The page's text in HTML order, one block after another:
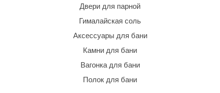
Двери для парной
Гималайская соль
Аксессуары для бани
Камни для бани
Вагонка для бани
Полок для бани